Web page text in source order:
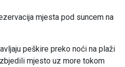
mjesta pod suncem na
peškire preko noći na plaži
mjesto uz more tokom